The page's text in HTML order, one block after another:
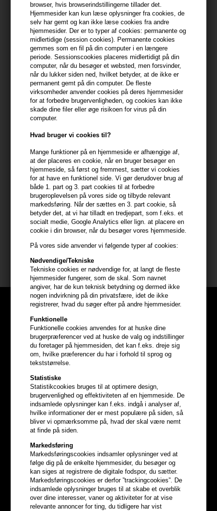
browser, hvis browserindstillingerne tillader det.
Hjemmesider kan kun læse oplysninger fra cookies, de
selv har gemt og kan ikke læse cookies fra andre
hjemmesider. Der er to typer af cookies: permanente og
midlertidige (session cookies). Permanente cookies
gemmes som en fil på din computer i en længere
periode. Sessionscookies placeres midlertidigt på din
computer, når du besøger et websted, men forsvinder,
når du lukker siden ned, hvilket betyder, at de ikke er
permanent gemt på din computer. De fleste
virksomheder anvender cookies på deres hjemmesider
for at forbedre brugervenligheden, og cookies kan ikke
skade dine filer eller øge risikoen for virus på din
computer.
Hvad bruger vi cookies til?
Mange funktioner på en hjemmeside er afhængige af,
at der placeres en cookie, når en bruger besøger en
hjemmeside, så først og fremmest, sætter vi cookies
for at have en funktionel side. Vi gør derudover brug af
både 1. part og 3. part cookies til at forbedre
brugeroplevelsen på vores side og tilbyde relevant
markedsføring. Når der sættes en 3. part cookie, så
betyder det, at vi har tilladt en tredjepart, som f.eks. et
socialt medie, Google Analytics eller lign. at placere en
cookie i din browser, når du besøger vores hjemmeside.
På vores side anvender vi følgende typer af cookies:
Nødvendige/Tekniske
Tekniske cookies er nødvendige for, at langt de fleste
hjemmesider fungerer, som de skal. Som navnet
angiver, har de kun teknisk betydning og dermed ikke
nogen indvirkning på din privatsfære, idet de ikke
registrerer, hvad du søger efter på andre hjemmesider.
Funktionelle
Funktionelle cookies anvendes for at huske dine
brugerpræferencer ved at huske de valg og indstillinger
du foretager på hjemmesiden, det kan f.eks. dreje sig
om, hvilke præferencer du har i forhold til sprog og
tekststørrelse.
Statistiske
Statistikcookies bruges til at optimere design,
brugervenlighed og effektiviteten af en hjemmeside. De
indsamlede oplysninger kan f.eks. indgå i analyser af,
hvilke informationer der er mest populære på siden, så
bliver vi opmærksomme på, hvad der skal være nemt
at finde på siden.
Markedsføring
Markedsføringscookies indsamler oplysninger ved at
følge dig på de enkelte hjemmesider, du besøger og
kan siges at registrere de digitale fodspor, du sætter.
Markedsføringscookies er derfor ”trackingcookies”. De
indsamlede oplysninger bruges til at skabe et overblik
over dine interesser, vaner og aktiviteter for at vise
relevante annoncer for ting, du tidligere har vist
+
På lager- Leveringstid 1-2 dage
Du får 5 DKK til dit næste køb når du køber denne vare -
min konto
399,10 DKK FRA GRATIS FRAGT 399.1 DKK
Beskrivelse Anmeldelser
IdHAIR Essentials Deep Clean Shampoo renser håret effektivt for
produktrester der opbygges ved brug af stylingprodukter.
IdHAIR Essentials Deep Clean Shampoo vasker håret i dybden og
fjerner fedt og snavs fra hår og hovedbund, eksempelvis forud
for en kemisk behandling. Shampoo'en indeholder opfriskende
eukalyptus og reparerende vegetabilsk keratin.
Størrelse: 250ml
IdHAIR Essentials
Optjen5% bonuskroner
hele din ordre
Bliv helt gratis en del af vores kundeklub og optjen rabatter når du
handler
BLIV GRATIS MEDLEM HER